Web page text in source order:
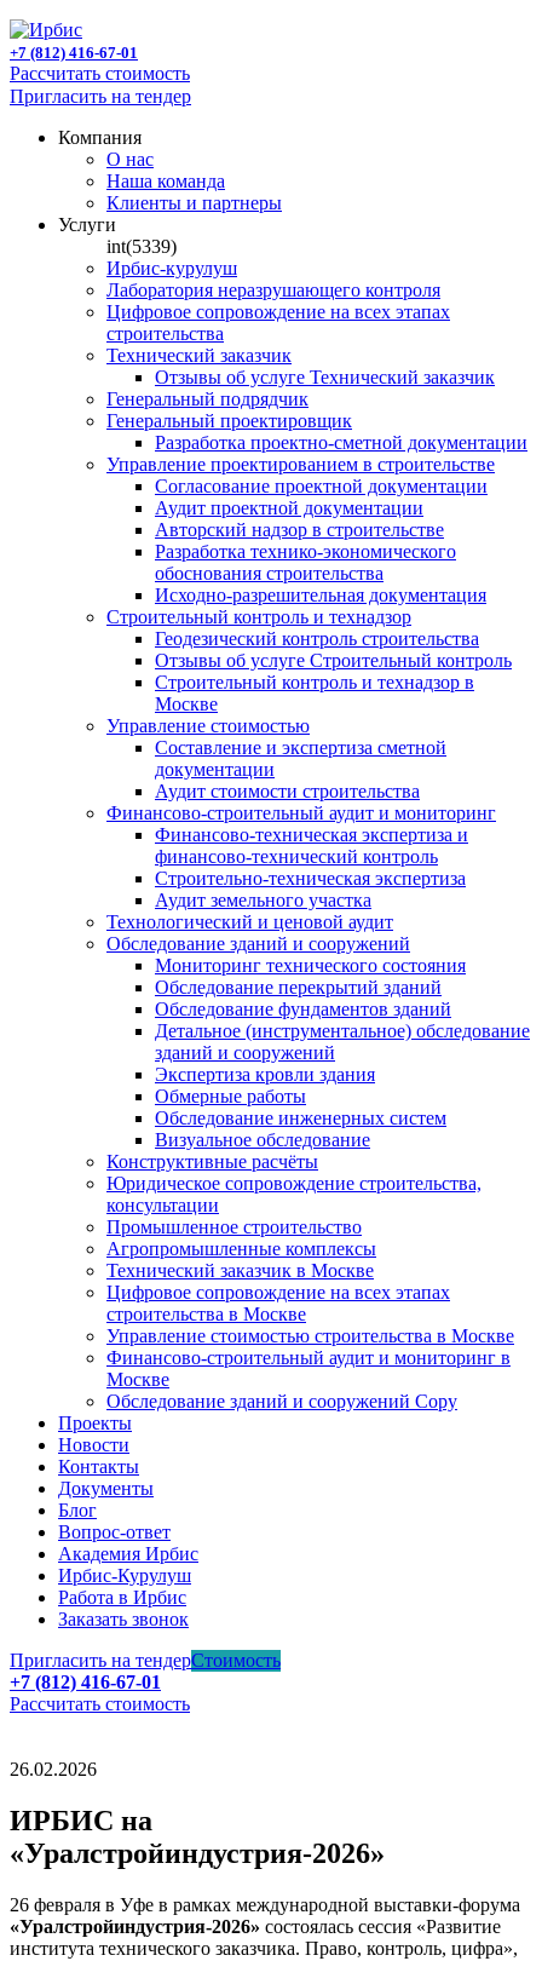
+7 (812) 416-67-01
Рассчитать стоимость
Пригласить на тендер
Компания
О нас
Наша команда
Клиенты и партнеры
Услуги
int(5339)
Ирбис-курулуш
Лаборатория неразрушающего контроля
Цифровое сопровождение на всех этапах
строительства
Технический заказчик
Отзывы об услуге Технический заказчик
Генеральный подрядчик
Генеральный проектировщик
Разработка проектно-сметной документации
Управление проектированием в строительстве
Согласование проектной документации
Аудит проектной документации
Авторский надзор в строительстве
Разработка технико-экономического
обоснования строительства
Исходно-разрешительная документация
Строительный контроль и технадзор
Геодезический контроль строительства
Отзывы об услуге Строительный контроль
Строительный контроль и технадзор в
Москве
Управление стоимостью
Составление и экспертиза сметной
документации
Аудит стоимости строительства
Финансово-строительный аудит и мониторинг
Финансово-техническая экспертиза и
финансово-технический контроль
Строительно-техническая экспертиза
Аудит земельного участка
Технологический и ценовой аудит
Обследование зданий и сооружений
Мониторинг технического состояния
Обследование перекрытий зданий
Обследование фундаментов зданий
Детальное (инструментальное) обследование
зданий и сооружений
Экспертиза кровли здания
Обмерные работы
Обследование инженерных систем
Визуальное обследование
Конструктивные расчёты
Юридическое сопровождение строительства,
консультации
Промышленное строительство
Агропромышленные комплексы
Технический заказчик в Москве
Цифровое сопровождение на всех этапах
строительства в Москве
Управление стоимостью строительства в Москве
Финансово-строительный аудит и мониторинг в
Москве
Обследование зданий и сооружений Copy
Проекты
Новости
Контакты
Документы
Блог
Вопрос-ответ
Академия Ирбис
Ирбис-Курулуш
Работа в Ирбис
Заказать звонок
Пригласить на тендерСтоимость
+7 (812) 416-67-01
Рассчитать стоимость
26.02.2026
ИРБИС на
«Уралстройиндустрия-2026»
26 февраля в Уфе в рамках международной выставки-форума
«Уралстройиндустрия-2026» состоялась сессия «Развитие
института технического заказчика. Право, контроль, цифра»,